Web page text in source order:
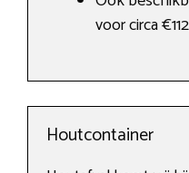
voor circa
Houtcontainer